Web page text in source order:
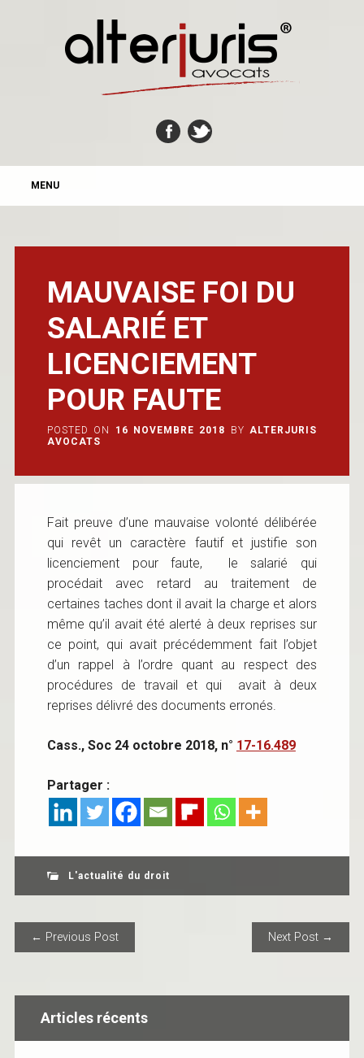
MAIN MENU
MENU
MAUVAISE FOI DU
SALARIÉ ET
LICENCIEMENT
POUR FAUTE
POSTED ON 16 NOVEMBRE 2018 BY ALTERJURIS
AVOCATS
Fait preuve d’une mauvaise volonté délibérée
qui revêt un caractère fautif et justifie son
licenciement pour faute, le salarié qui
procédait avec retard au traitement de
certaines taches dont il avait la charge et alors
même qu’il avait été alerté à deux reprises sur
ce point, qui avait précédemment fait l’objet
d’un rappel à l’ordre quant au respect des
procédures de travail et qui avait à deux
reprises délivré des documents erronés.
Cass., Soc 24 octobre 2018, n° 17-16.489
Partager :
L'actualité du droit
POST NAVIGATION
← Previous Post Next Post →
Articles récents